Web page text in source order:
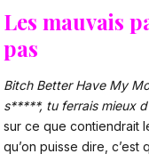
Les mauvais
pas
Bitch Better Have My
s*****, tu ferrais mieux
sur ce que contiendrait
qu’on puisse dire, c’est